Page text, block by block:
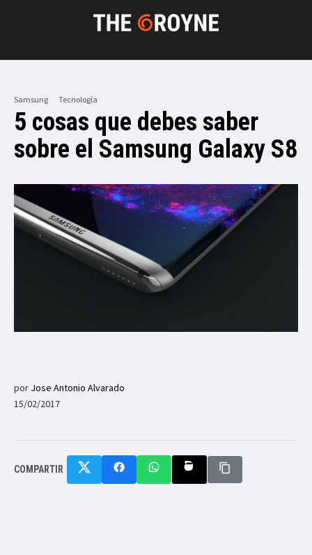
Samsung Tecnología
5 cosas que debes saber
sobre el Samsung Galaxy S8
por Jose Antonio Alvarado
15/02/2017
COMPARTIR